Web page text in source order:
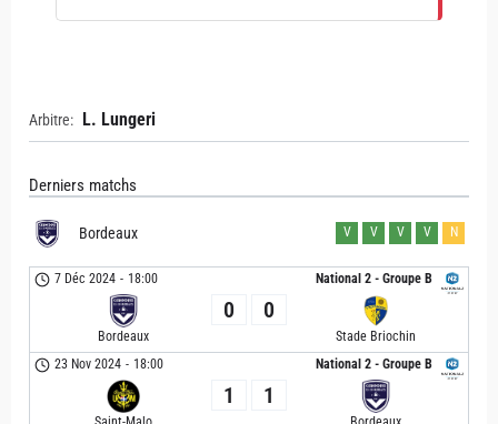
Arbitre: L. Lungeri
Derniers matchs
Bordeaux V V V V N
National 2 - Groupe B
7 Déc 2024 - 18:00
Bordeaux
0 0
Stade Briochin
National 2 - Groupe B
23 Nov 2024 - 18:00
1 1